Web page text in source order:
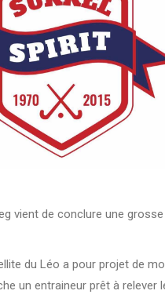
vient de conclure une
du Léo a pour projet de
un entraineur prêt à relever